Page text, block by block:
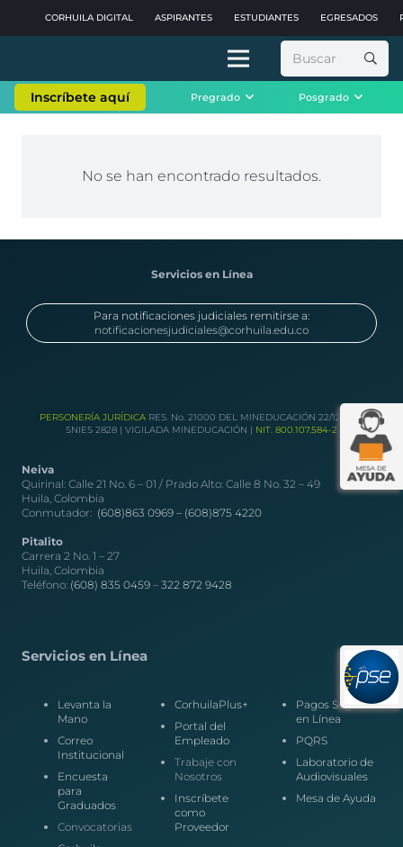
CORHUILA DIGITAL ASPIRANTES ESTUDIANTES EGRESADOS
Buscar:
Inscríbete aquí Pregrado Posgrado
No se han encontrado resultados.
Servicios en Línea
Para notificaciones judiciales remitirse a:
notificacionesjudiciales@corhuila.edu.co
PERSONERÍA JURÍDICA RES. No. 21000 DEL MINEDUCACIÓN 22/12/1989
SNIES 2828 | VIGILADA MINEDUCACIÓN | NIT. 800.107.584-2
Neiva
Quirinal: Calle 21 No. 6 – 01 / Prado Alto: Calle 8 No. 32 – 49
Huila, Colombia
Conmutador: (608)863 0969 – (608)875 4220
Pitalito
Carrera 2 No. 1 – 27
Huila, Colombia
Teléfono: (608) 835 0459 – 322 872 9428
Servicios en Línea
Levanta la
Mano
Correo
Institucional
Encuesta
para
Graduados
Convocatorias
CorhuilaPlus+
Portal del
Empleado
Trabaje con
Nosotros
Inscríbete
como
Proveedor
Pagos Seguros
en Línea
PQRS
Laboratorio de
Audiovisuales
Mesa de Ayuda